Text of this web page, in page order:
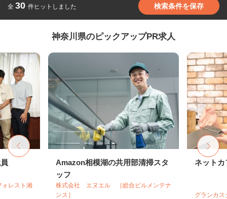
全 30 件ヒットしました 検索条件を保存
神奈川県のピックアップPR求人
レスト湘
Amazon相模湖の共用部清掃スタ
ッフ
株式会社 エヌエル ［総合ビルメンテナ
ンス］
ネットカ
グランカ